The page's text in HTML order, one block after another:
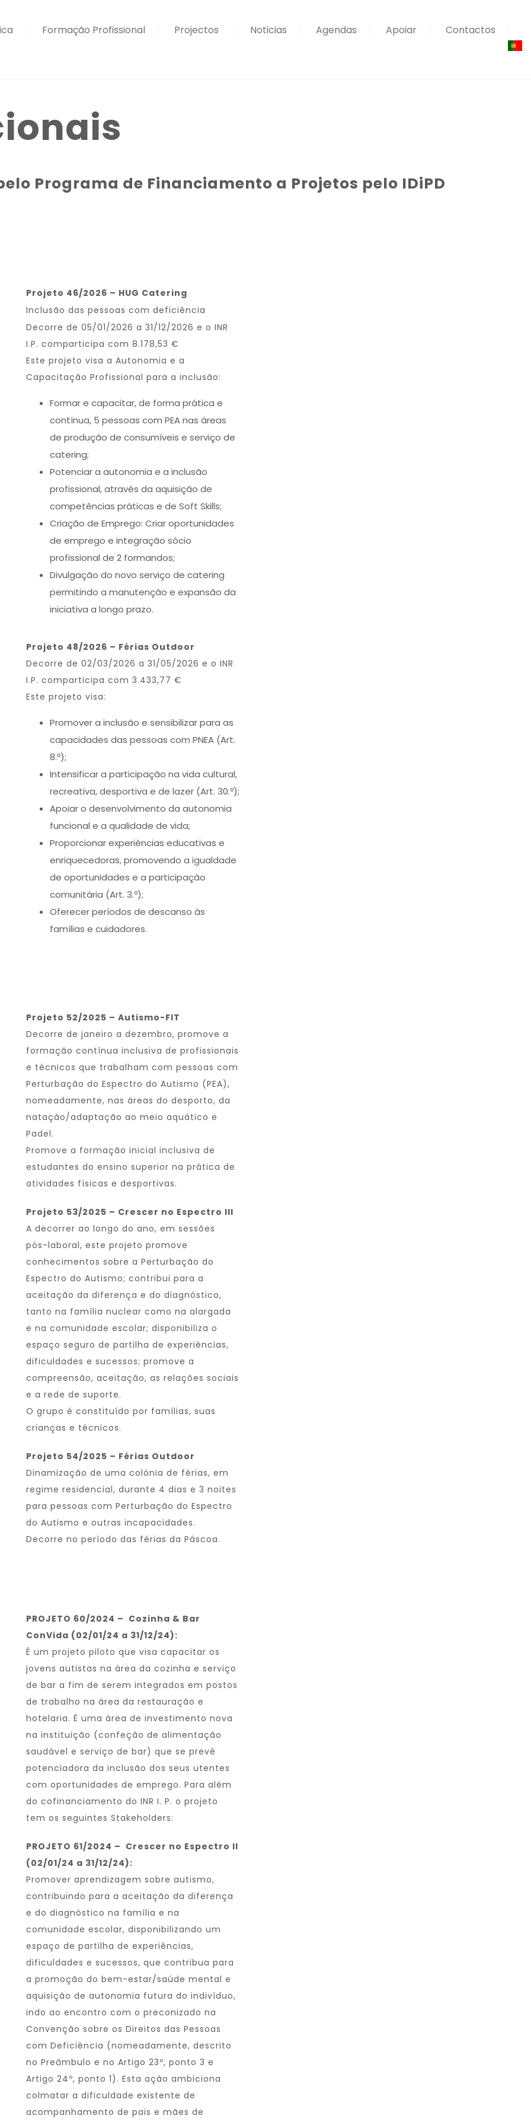
Formação Profissional Projectos Noticias Agendas Apoiar Contactos
Programa de Financiamento a Projetos pelo IDiPD
Projeto 46/2026 – HUG Catering
Inclusão das pessoas com deficiência
Decorre de 05/01/2026 a 31/12/2026 e o INR
I.P. comparticipa com 8.178,53 €
Este projeto visa a Autonomia e a
Capacitação Profissional para a inclusão:
Formar e capacitar, de forma prática e
contínua, 5 pessoas com PEA nas áreas
de produção de consumíveis e serviço de
catering;
Potenciar a autonomia e a inclusão
profissional, através da aquisição de
competências práticas e de Soft Skills;
Criação de Emprego: Criar oportunidades
de emprego e integração sócio
profissional de 2 formandos;
Divulgação do novo serviço de catering
permitindo a manutenção e expansão da
iniciativa a longo prazo.
Projeto 48/2026 – Férias Outdoor
Decorre de 02/03/2026 a 31/05/2026 e o INR
I.P. comparticipa com 3.433,77 €
Este projeto visa:
Promover a inclusão e sensibilizar para as
capacidades das pessoas com PNEA (Art.
8.º);
Intensificar a participação na vida cultural,
recreativa, desportiva e de lazer (Art. 30.º);
Apoiar o desenvolvimento da autonomia
funcional e a qualidade de vida;
Proporcionar experiências educativas e
enriquecedoras, promovendo a igualdade
de oportunidades e a participação
comunitária (Art. 3.º);
Oferecer períodos de descanso às
famílias e cuidadores.
Projeto 52/2025 – Autismo-FIT
Decorre de janeiro a dezembro, promove a
formação contínua inclusiva de profissionais
e técnicos que trabalham com pessoas com
Perturbação do Espectro do Autismo (PEA),
nomeadamente, nas áreas do desporto, da
natação/adaptação ao meio aquático e
Padel.
Promove a formação inicial inclusiva de
estudantes do ensino superior na prática de
atividades físicas e desportivas.
Projeto 53/2025 – Crescer no Espectro III
A decorrer ao longo do ano, em sessões
pós-laboral, este projeto promove
conhecimentos sobre a Perturbação do
Espectro do Autismo; contribui para a
aceitação da diferença e do diagnóstico,
tanto na família nuclear como na alargada
e na comunidade escolar; disponibiliza o
espaço seguro de partilha de experiências,
dificuldades e sucessos; promove a
compreensão, aceitação, as relações sociais
e a rede de suporte.
O grupo é constituído por famílias, suas
crianças e técnicos.
Projeto 54/2025 – Férias Outdoor
Dinamização de uma colónia de férias, em
regime residencial, durante 4 dias e 3 noites
para pessoas com Perturbação do Espectro
do Autismo e outras incapacidades.
Decorre no período das férias da Páscoa.
PROJETO 60/2024 – Cozinha & Bar
ConVida (02/01/24 a 31/12/24):
É um projeto piloto que visa capacitar os
jovens autistas na área da cozinha e serviço
de bar a fim de serem integrados em postos
de trabalho na área da restauração e
hotelaria. É uma área de investimento nova
na instituição (confeção de alimentação
saudável e serviço de bar) que se prevê
potenciadora da inclusão dos seus utentes
com oportunidades de emprego. Para além
do cofinanciamento do INR I. P. o projeto
tem os seguintes Stakeholders:
PROJETO 61/2024 – Crescer no Espectro II
(02/01/24 a 31/12/24):
Promover aprendizagem sobre autismo,
contribuindo para a aceitação da diferença
e do diagnóstico na família e na
comunidade escolar, disponibilizando um
espaço de partilha de experiências,
dificuldades e sucessos, que contribua para
a promoção do bem-estar/saúde mental e
aquisição de autonomia futura do indivíduo,
indo ao encontro com o preconizado na
Convenção sobre os Direitos das Pessoas
com Deficiência (nomeadamente, descrito
no Preâmbulo e no Artigo 23º, ponto 3 e
Artigo 24º, ponto 1). Esta ação ambiciona
colmatar a dificuldade existente de
acompanhamento de pais e mães de